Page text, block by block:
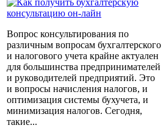
Вопрос консультирования по
различным вопросам бухгалтерского
и налогового учета крайне актуален
для большинства предпринимателей
и руководителей предприятий. Это
и вопросы начисления налогов, и
оптимизация системы бухучета, и
минимизация налогов. Сегодня,
такие...